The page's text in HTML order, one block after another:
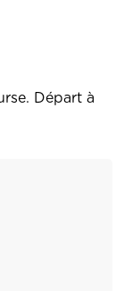
Départ à